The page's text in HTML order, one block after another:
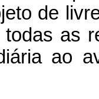
de
as
ao